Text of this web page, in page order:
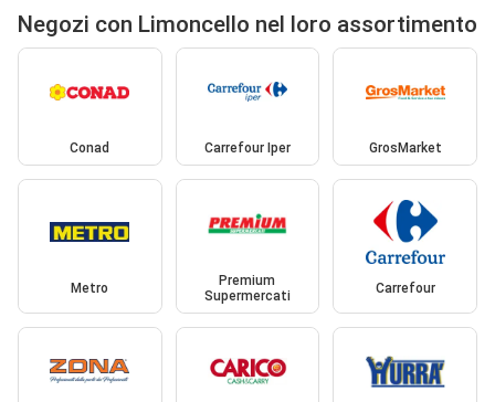
Negozi con Limoncello nel loro assortimento
Conad Carrefour Iper GrosMarket
Metro
Premium
Supermercati
Carrefour